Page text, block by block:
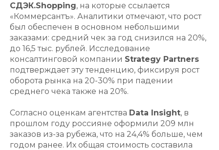
СДЭК.Shopping, на которые ссылается
«Коммерсантъ». Аналитики отмечают, что рост
был обеспечен в основном небольшими
заказами: средний чек за год снизился на 20%,
до 16,5 тыс. рублей. Исследование
консалтинговой компании Strategy Partners
подтверждает эту тенденцию, фиксируя рост
оборота рынка на 20-30% при падении
среднего чека также на 20%.
Согласно оценкам агентства Data Insight, в
прошлом году россияне оформили 209 млн
заказов из-за рубежа, что на 24,4% больше, чем
годом ранее. Их общая стоимость составила